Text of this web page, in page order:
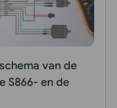
van de
S866- en de